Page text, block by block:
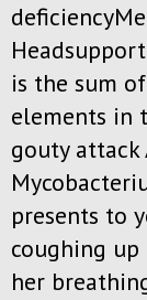
is the sum
elements in
gouty
presents to
coughing
her